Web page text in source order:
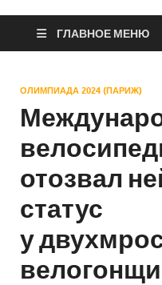
ГЛАВНОЕ МЕНЮ
ОЛИМПИАДА 2024 (ПАРИЖ)
отозвал
статус
у